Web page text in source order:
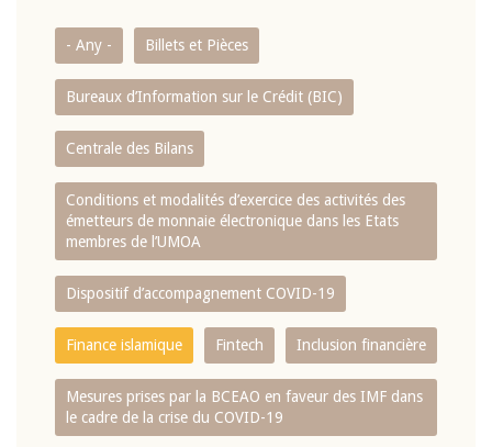
- Any - Billets et Pièces
Bureaux d’Information sur le Crédit (BIC)
Centrale des Bilans
Conditions et modalités d’exercice des activités des
émetteurs de monnaie électronique dans les Etats
membres de l’UMOA
Dispositif d’accompagnement COVID-19
Finance islamique Fintech Inclusion financière
Mesures prises par la BCEAO en faveur des IMF dans
le cadre de la crise du COVID-19